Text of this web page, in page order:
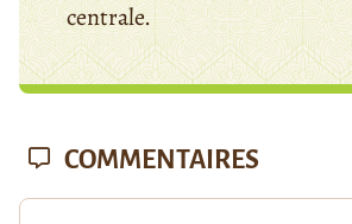
centrale.
COMMENTAIRES